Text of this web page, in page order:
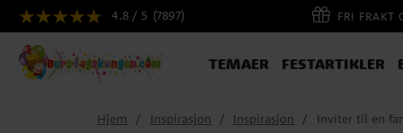
4.8 / 5 (7897) FRI FRAKT
TEMAER FESTARTIKLER
Hjem Inspirasjon Inspirasjon Inviter til en